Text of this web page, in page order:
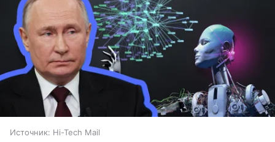
Источник: Hi-Tech Mail